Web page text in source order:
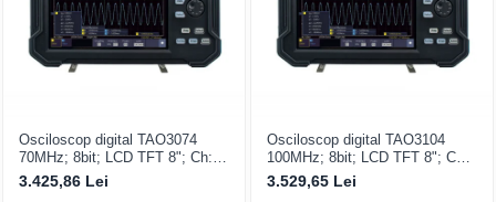
Osciloscop digital TAO3074
70MHz; 8bit; LCD TFT 8"; Ch: 4;
1Gsps; 40Mpts compatibil cu
Măsurători automate
3.425,86 Lei
Osciloscop digital TAO3104
100MHz; 8bit; LCD TFT 8"; Ch:
4; 1Gsps; 40Mpts inclus in
Analiză semnal
3.529,65 Lei